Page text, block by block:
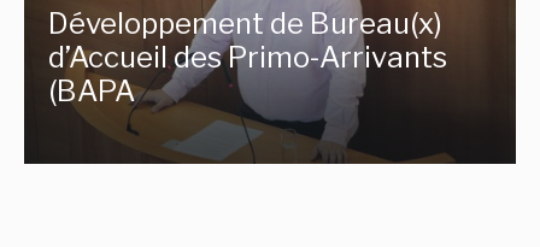
Développement de Bureau(x)
d’Accueil des Primo-Arrivants
(BAPA